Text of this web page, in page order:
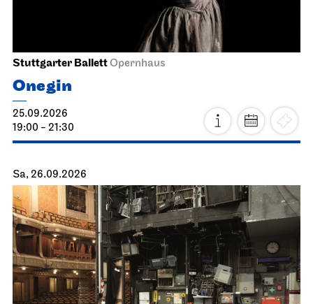
Stuttgarter BallettOpernhaus
Onegin
25.09.2026
19:00 - 21:30
Sa, 26.09.2026